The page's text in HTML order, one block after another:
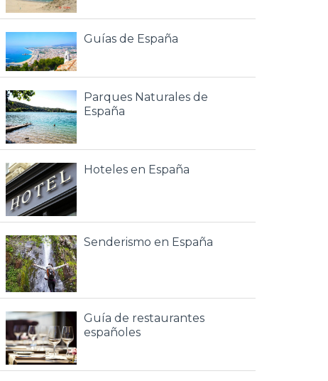
Guías de España
Parques Naturales de
España
Hoteles en España
Senderismo en España
Guía de restaurantes
españoles